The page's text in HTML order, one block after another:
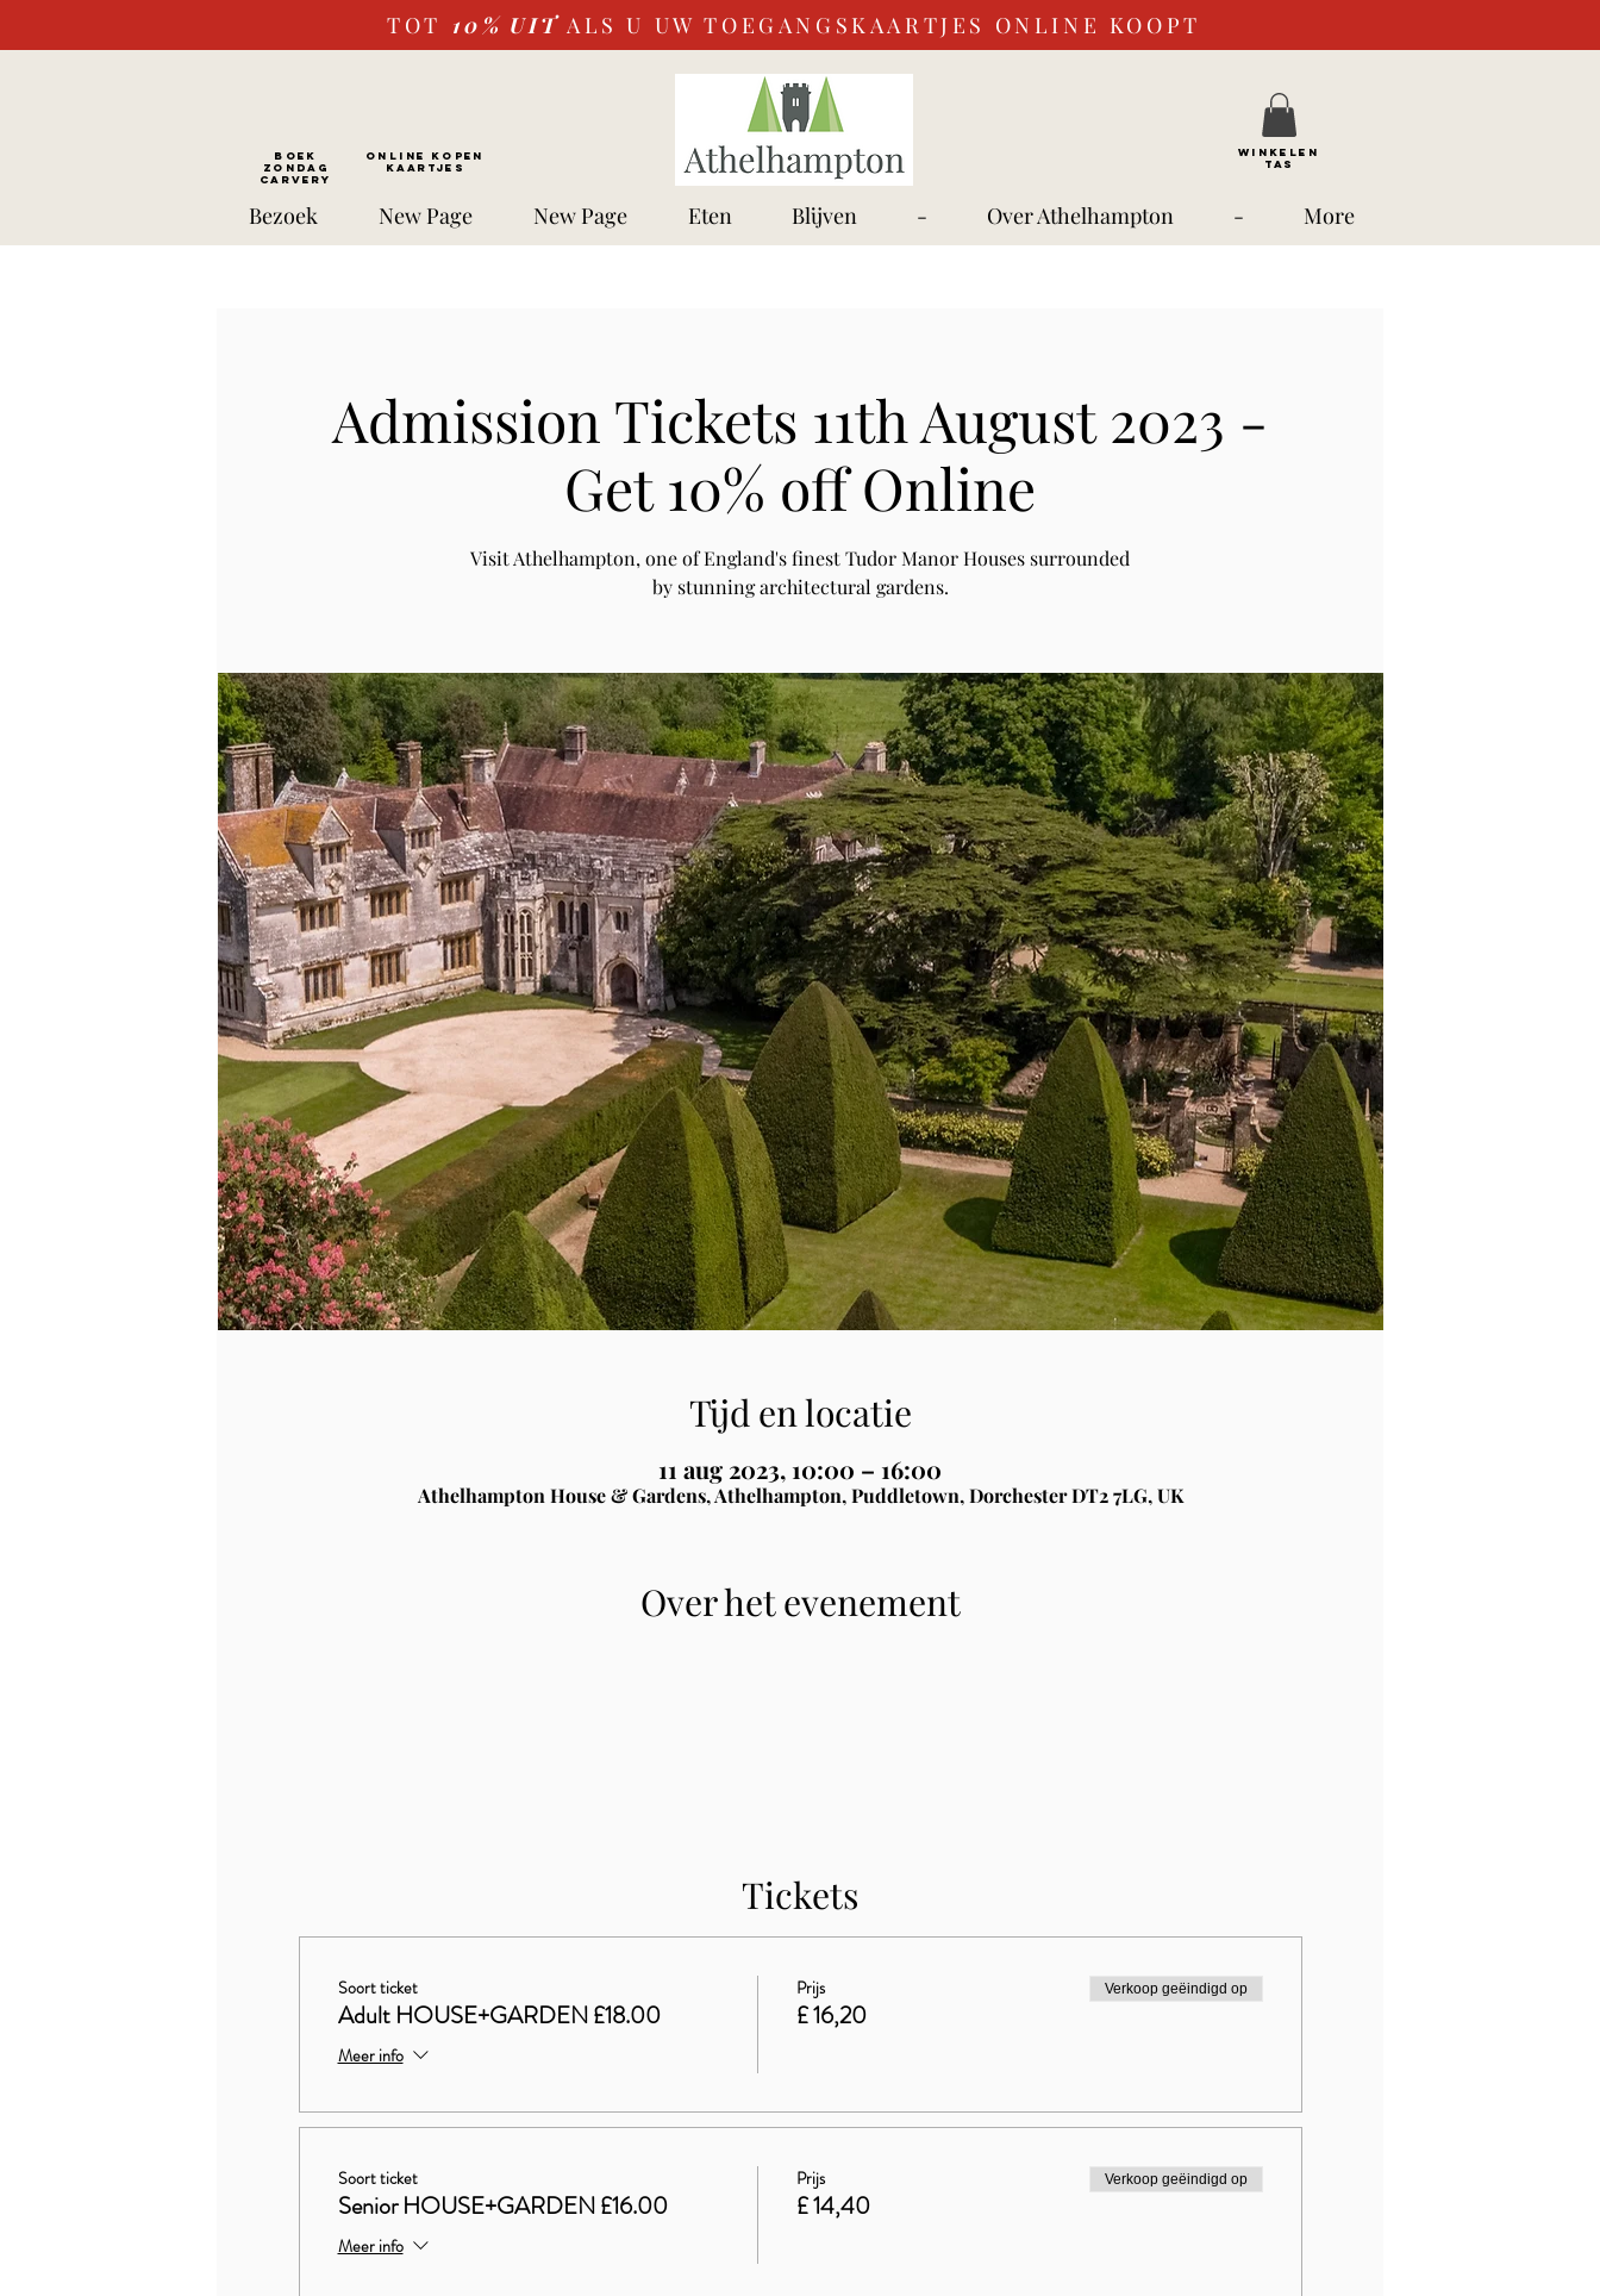
TOT 10% UIT ALS U UW TOEGANGSKAARTJES ONLINE KOOPT
BOEK
ZONDAG
CARVERY
ONLINE kopen
Kaartjes
WINKELEN
TAS
Bezoek New Page New Page Eten Blijven - Over Athelhampton - More
Admission Tickets 11th August 2023 -
Get 10% off Online
Visit Athelhampton, one of England's finest Tudor Manor Houses surrounded
by stunning architectural gardens.
Tijd en locatie
11 aug 2023, 10:00 – 16:00
Athelhampton House & Gardens, Athelhampton, Puddletown, Dorchester DT2 7LG, UK
Over het evenement
Tickets
Soort ticket
Adult HOUSE+GARDEN £18.00
Meer info
Prijs
£ 16,20
Verkoop geëindigd op
Soort ticket
Senior HOUSE+GARDEN £16.00
Meer info
Prijs
£ 14,40
Verkoop geëindigd op